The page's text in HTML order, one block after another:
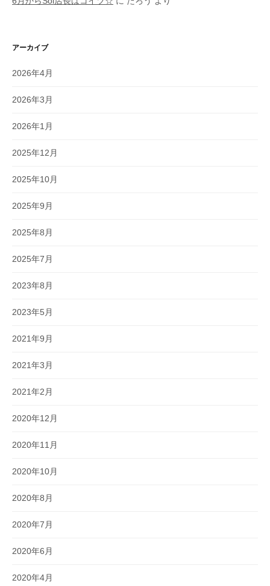
アーカイブ
2026年4月
2026年3月
2026年1月
2025年12月
2025年10月
2025年9月
2025年8月
2025年7月
2023年8月
2023年5月
2021年9月
2021年3月
2021年2月
2020年12月
2020年11月
2020年10月
2020年8月
2020年7月
2020年6月
2020年4月